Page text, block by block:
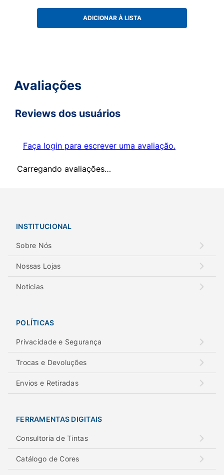
ADICIONAR À LISTA
Avaliações
Reviews dos usuários
Faça login para escrever uma avaliação.
Carregando avaliações…
INSTITUCIONAL
Sobre Nós
Nossas Lojas
Notícias
POLÍTICAS
Privacidade e Segurança
Trocas e Devoluções
Envios e Retiradas
FERRAMENTAS DIGITAIS
Consultoria de Tintas
Catálogo de Cores